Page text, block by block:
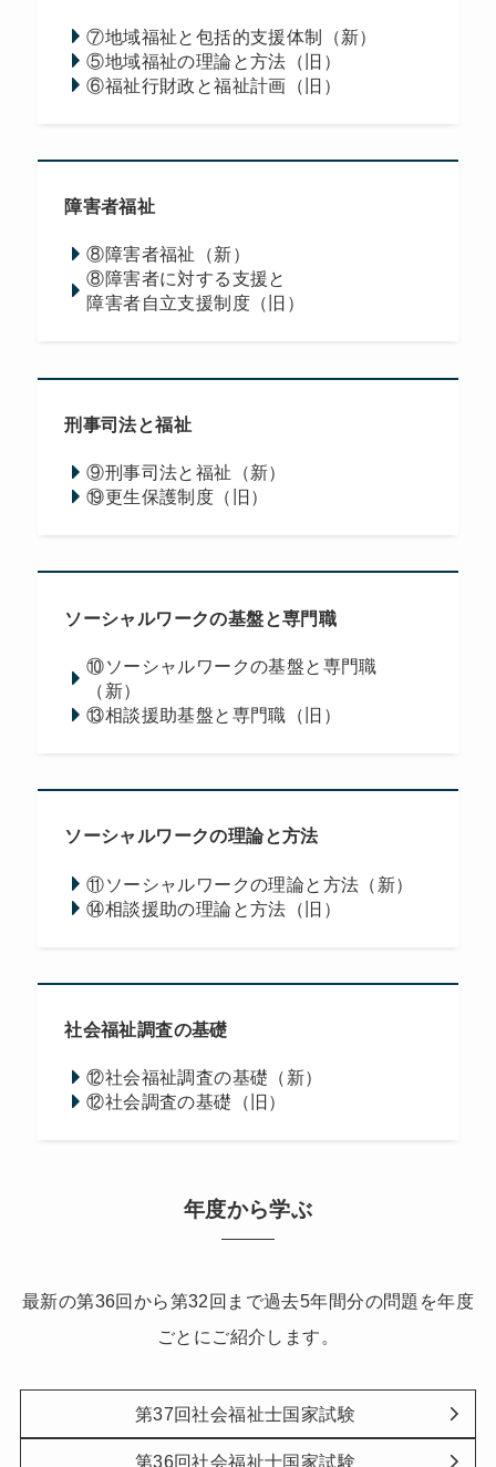
⑦地域福祉と包括的支援体制（新）
⑤地域福祉の理論と方法（旧）
⑥福祉行財政と福祉計画（旧）
障害者福祉
⑧障害者福祉（新）
⑧障害者に対する支援と
障害者自立支援制度（旧）
刑事司法と福祉
⑨刑事司法と福祉（新）
⑲更生保護制度（旧）
ソーシャルワークの基盤と専門職
⑩ソーシャルワークの基盤と専門職
（新）
⑬相談援助基盤と専門職（旧）
ソーシャルワークの理論と方法
⑪ソーシャルワークの理論と方法（新）
⑭相談援助の理論と方法（旧）
社会福祉調査の基礎
⑫社会福祉調査の基礎（新）
⑫社会調査の基礎（旧）
年度から学ぶ
最新の第36回から第32回まで過去5年間分の問題を年度
ごとにご紹介します。
第37回社会福祉士国家試験
第36回社会福祉士国家試験